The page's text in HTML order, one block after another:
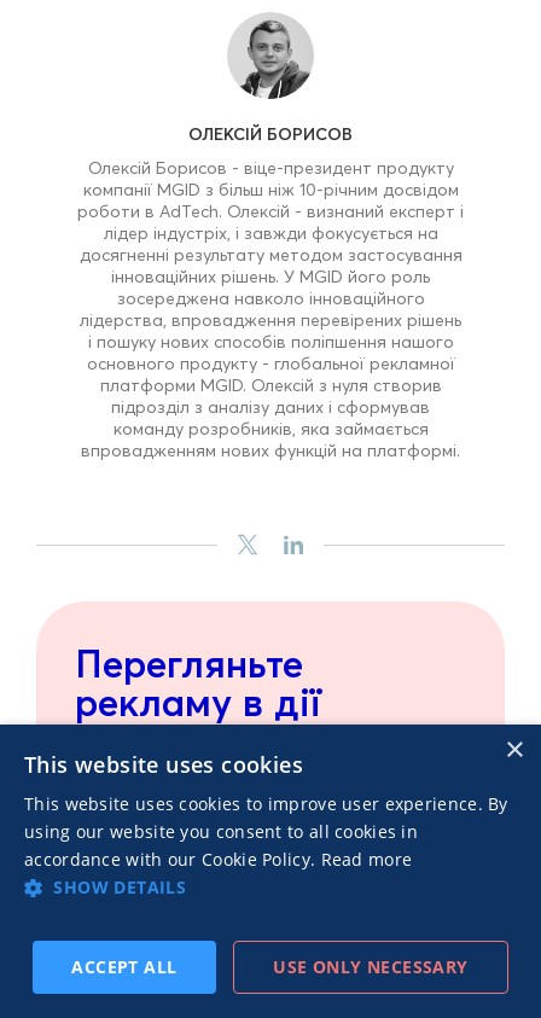
ОЛЕКСІЙ БОРИСОВ
Олексій Борисов - віце-президент продукту
компанії MGID з більш ніж 10-річним досвідом
роботи в AdTech. Олексій - визнаний експерт і
лідер індустріх, і завжди фокусується на
досягненні результату методом застосування
інноваційних рішень. У MGID його роль
зосереджена навколо інноваційного
лідерства, впровадження перевірених рішень
і пошуку нових способів поліпшення нашого
основного продукту - глобальної рекламної
платформи MGID. Олексій з нуля створив
підрозділ з аналізу даних і сформував
команду розробників, яка займається
впровадженням нових функцій на платформі.
Перегляньте
рекламу в дії
Пройдіться віртуальною Галереєю
реклами, щоб побачити свою
рекламу з налаштуваннями в
реальному часі
×
This website uses cookies
This website uses cookies to improve user experience. By
using our website you consent to all cookies in
accordance with our Cookie Policy. Read more
SHOW DETAILS
ACCEPT ALL USE ONLY NECESSARY